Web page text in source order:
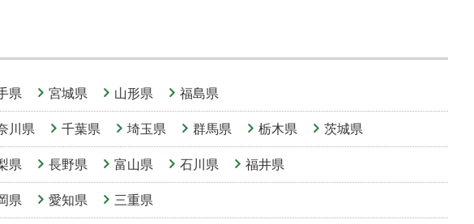
県 宮城県 山形県 福島県
川県 千葉県 埼玉県 群馬県 栃木県 茨城県
県 長野県 富山県 石川県 福井県
県 愛知県 三重県